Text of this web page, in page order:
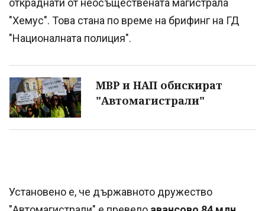
откраднати от неосъществената магистрала
"Хемус". Това стана по време на брифинг на ГД
"Националната полиция".
МВР и НАП обискират
"Автомагистрали"
Установено е, че държавното дружество